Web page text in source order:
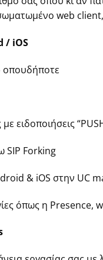
web
/ iOS
οπουδήποτε
ειδοποιήσεις
SIP Forking
& iOS στην UC
όπως η